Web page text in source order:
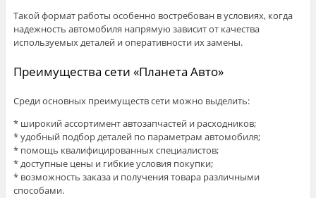
Такой формат работы особенно востребован в условиях, когда
надежность автомобиля напрямую зависит от качества
используемых деталей и оперативности их замены.
Преимущества сети «Планета Авто»
Среди основных преимуществ сети можно выделить:
* широкий ассортимент автозапчастей и расходников;
* удобный подбор деталей по параметрам автомобиля;
* помощь квалифицированных специалистов;
* доступные цены и гибкие условия покупки;
* возможность заказа и получения товара различными
способами.